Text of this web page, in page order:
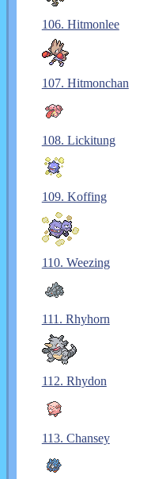
106. Hitmonlee
107. Hitmonchan
108. Lickitung
109. Koffing
110. Weezing
111. Rhyhorn
112. Rhydon
113. Chansey